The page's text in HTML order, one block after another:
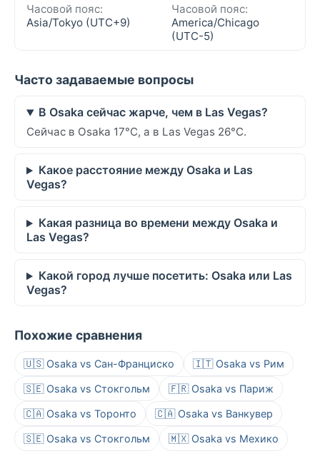
Часовой пояс:
Asia/Tokyo (UTC+9)
Часовой пояс:
America/Chicago
(UTC-5)
Часто задаваемые вопросы
В Osaka сейчас жарче, чем в Las Vegas?
Сейчас в Osaka 17°C, а в Las Vegas 26°C.
Какое расстояние между Osaka и Las
Vegas?
Какая разница во времени между Osaka и
Las Vegas?
Какой город лучше посетить: Osaka или Las
Vegas?
Похожие сравнения
🇺🇸 Osaka vs Сан-Франциско 🇮🇹 Osaka vs Рим
🇸🇪 Osaka vs Стокгольм 🇫🇷 Osaka vs Париж
🇨🇦 Osaka vs Торонто 🇨🇦 Osaka vs Ванкувер
🇸🇪 Osaka vs Стокгольм 🇲🇽 Osaka vs Мехико